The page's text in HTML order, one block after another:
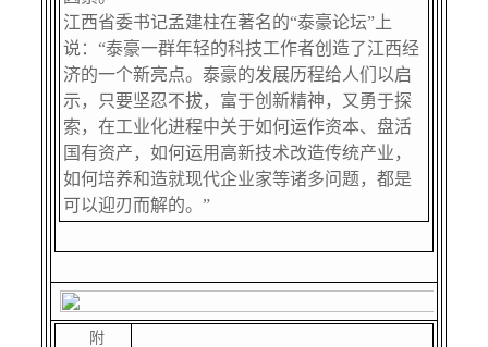
江西省委书记孟建柱在著名的“泰豪论坛”上
说：“泰豪一群年轻的科技工作者创造了江西经
济的一个新亮点。泰豪的发展历程给人们以启
示，只要坚忍不拔，富于创新精神，又勇于探
索，在工业化进程中关于如何运作资本、盘活
国有资产，如何运用高新技术改造传统产业，
如何培养和造就现代企业家等诸多问题，都是
可以迎刃而解的。”
附